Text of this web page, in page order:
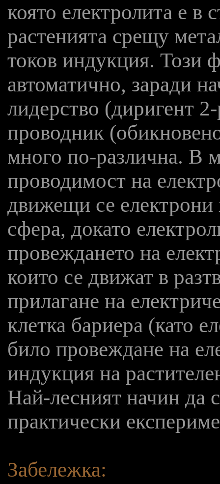
която електролита е в
растенията срещу
токов индукция. Този
автоматично, заради
лидерство (диригент
проводник
много по-различна. В
проводимост на
движещи се електрони
сфера, докато
провеждането на
които се движат в
прилагане на
клетка бариера (като
било провеждане на
индукция на
Най-лесният начин да
практически
Забележка: